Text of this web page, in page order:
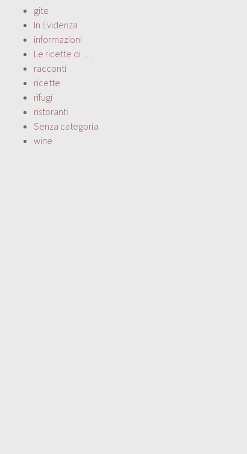
gite
In Evidenza
informazioni
Le ricette di …
racconti
ricette
rifugi
ristoranti
Senza categoria
wine